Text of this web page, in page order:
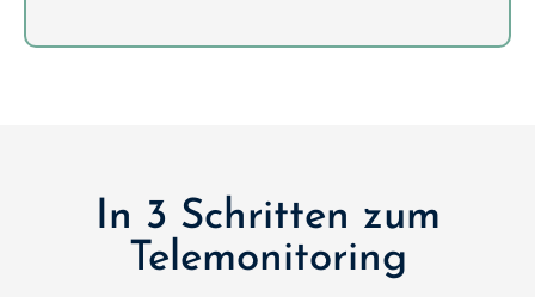
In 3 Schritten zum
Telemonitoring